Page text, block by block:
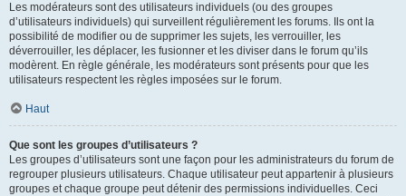
Les modérateurs sont des utilisateurs individuels (ou des groupes
d’utilisateurs individuels) qui surveillent régulièrement les forums. Ils ont la
possibilité de modifier ou de supprimer les sujets, les verrouiller, les
déverrouiller, les déplacer, les fusionner et les diviser dans le forum qu’ils
modèrent. En règle générale, les modérateurs sont présents pour que les
utilisateurs respectent les règles imposées sur le forum.
Haut
Que sont les groupes d’utilisateurs ?
Les groupes d’utilisateurs sont une façon pour les administrateurs du forum de
regrouper plusieurs utilisateurs. Chaque utilisateur peut appartenir à plusieurs
groupes et chaque groupe peut détenir des permissions individuelles. Ceci